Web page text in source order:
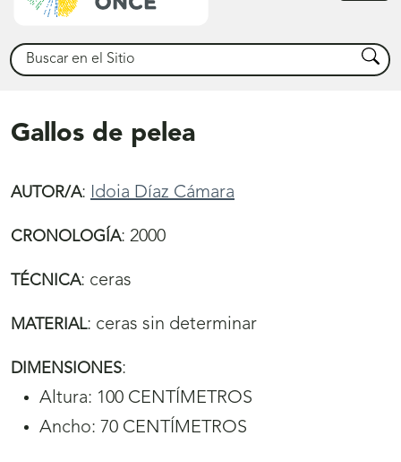
Buscar Buscar
Gallos de pelea
AUTOR/A: Idoia Díaz Cámara
CRONOLOGÍA: 2000
TÉCNICA: ceras
MATERIAL: ceras sin determinar
DIMENSIONES:
Altura: 100 CENTÍMETROS
Ancho: 70 CENTÍMETROS